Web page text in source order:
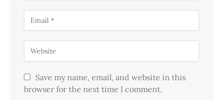
Save my name, email, and website in this
browser for the next time I comment.